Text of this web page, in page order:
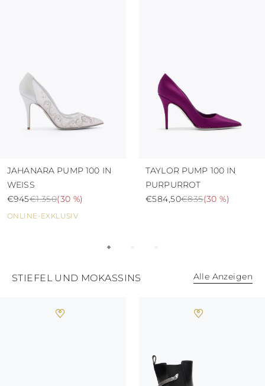
ONLINE-EXKLUSIV
JAHANARA PUMP 100 IN
WEISS
€1.350
€945 (30 %)
TAYLOR PUMP 100 IN
PURPURROT
€835
€584,50 (30 %)
STIEFEL UND MOKASSINS Alle Anzeigen